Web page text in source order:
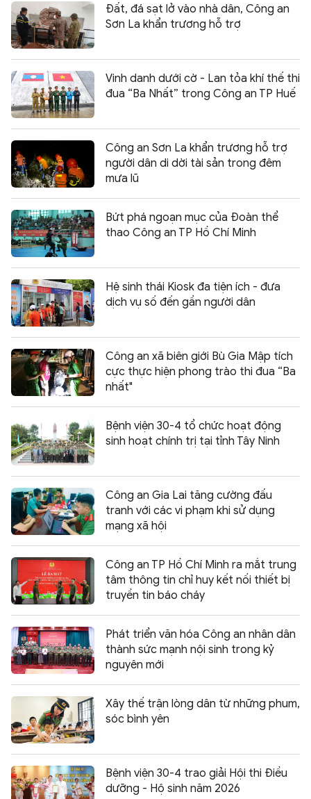
Đất, đá sạt lở vào nhà dân, Công an
Sơn La khẩn trương hỗ trợ
Vinh danh dưới cờ - Lan tỏa khí thế thi
đua “Ba Nhất” trong Công an TP Huế
Công an Sơn La khẩn trương hỗ trợ
người dân di dời tài sản trong đêm
mưa lũ
Bứt phá ngoạn mục của Đoàn thể
thao Công an TP Hồ Chí Minh
Hệ sinh thái Kiosk đa tiện ích - đưa
dịch vụ số đến gần người dân
Công an xã biên giới Bù Gia Mập tích
cực thực hiện phong trào thi đua “Ba
nhất"
Bệnh viện 30-4 tổ chức hoạt động
sinh hoạt chính trị tại tỉnh Tây Ninh
Công an Gia Lai tăng cường đấu
tranh với các vi phạm khi sử dụng
mạng xã hội
Công an TP Hồ Chí Minh ra mắt trung
tâm thông tin chỉ huy kết nối thiết bị
truyền tin báo cháy
Phát triển văn hóa Công an nhân dân
thành sức mạnh nội sinh trong kỷ
nguyên mới
Xây thế trận lòng dân từ những phum,
sóc bình yên
Bệnh viện 30-4 trao giải Hội thi Điều
dưỡng - Hộ sinh năm 2026